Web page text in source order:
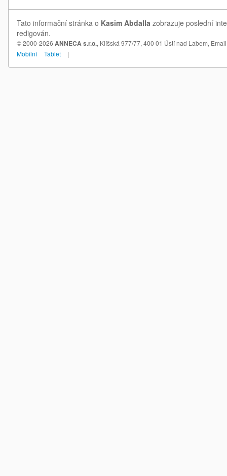
Tato informační stránka o Kasim Abdalla zobrazuje poslední
redigován.
© 2000-2026 ANNECA s.r.o., Klíšská 977/77, 400 01 Ústí nad Labem,
Mobilní
Tablet |